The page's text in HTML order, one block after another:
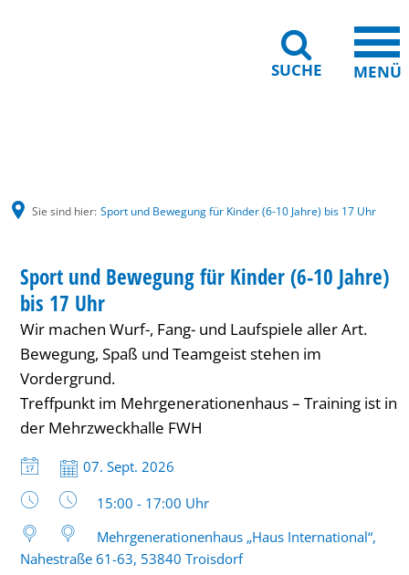
SUCHE MENÜ
Sie sind hier: Sport und Bewegung für Kinder (6-10 Jahre) bis 17 Uhr
und
Bewegung
für
Kinder
(6-
Jahre)
bis
KATEGORIE: HAUS INTERNATIONAL
Sport und Bewegung für Kinder (6-10 Jahre)
bis 17 Uhr
Wir machen Wurf-, Fang- und Laufspiele aller Art.
Bewegung, Spaß und Teamgeist stehen im
Vordergrund.
Treffpunkt im Mehrgenerationenhaus – Training ist in
der Mehrzweckhalle FWH
Datum:
07. Sept. 2026
Uhrzeit:
15:00 - 17:00 Uhr
Mehrgenerationenhaus „Haus International“,
Nahestraße 61-63, 53840 Troisdorf